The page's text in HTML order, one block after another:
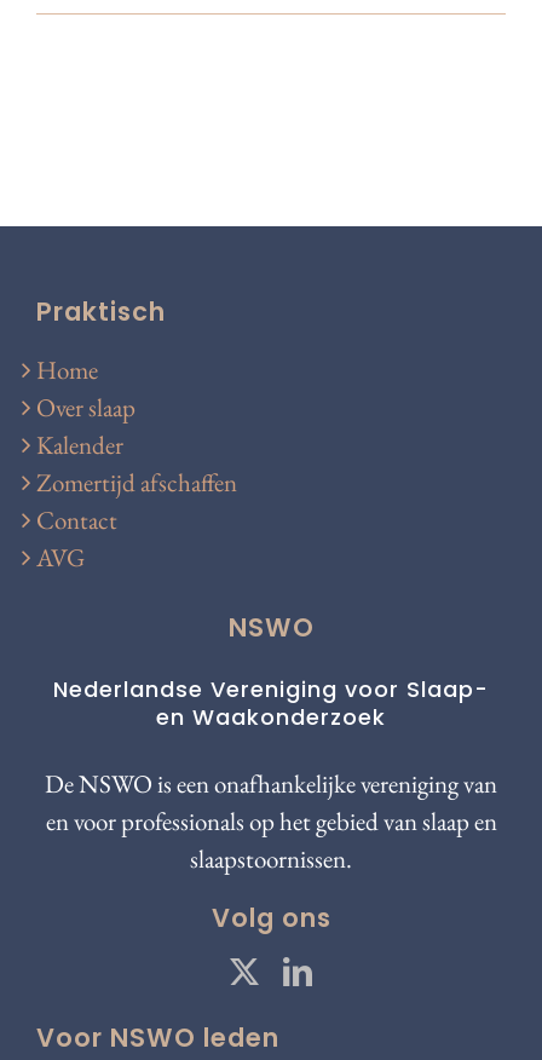
Praktisch
Home
Over slaap
Kalender
Zomertijd afschaffen
Contact
AVG
NSWO
Nederlandse Vereniging voor Slaap-
en Waakonderzoek
De NSWO is een onafhankelijke vereniging van
en voor professionals op het gebied van slaap en
slaapstoornissen.
Volg ons
Voor NSWO leden